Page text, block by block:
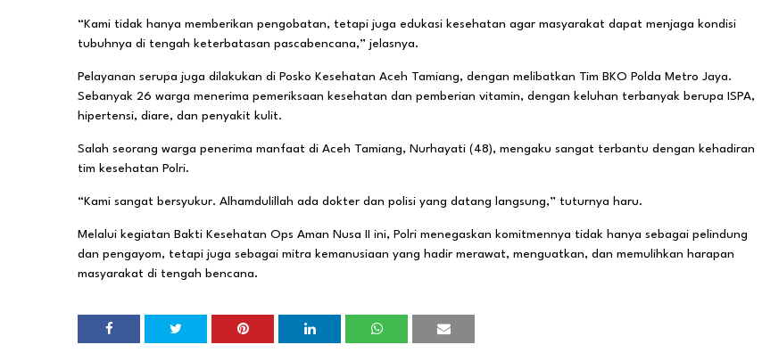
“Kami tidak hanya memberikan pengobatan, tetapi juga edukasi kesehatan agar masyarakat dapat menjaga kondisi
tubuhnya di tengah keterbatasan pascabencana,” jelasnya.
Pelayanan serupa juga dilakukan di Posko Kesehatan Aceh Tamiang, dengan melibatkan Tim BKO Polda Metro Jaya.
Sebanyak 26 warga menerima pemeriksaan kesehatan dan pemberian vitamin, dengan keluhan terbanyak berupa ISPA,
hipertensi, diare, dan penyakit kulit.
Salah seorang warga penerima manfaat di Aceh Tamiang, Nurhayati (48), mengaku sangat terbantu dengan kehadiran
tim kesehatan Polri.
“Kami sangat bersyukur. Alhamdulillah ada dokter dan polisi yang datang langsung,” tuturnya haru.
Melalui kegiatan Bakti Kesehatan Ops Aman Nusa II ini, Polri menegaskan komitmennya tidak hanya sebagai pelindung
dan pengayom, tetapi juga sebagai mitra kemanusiaan yang hadir merawat, menguatkan, dan memulihkan harapan
masyarakat di tengah bencana.